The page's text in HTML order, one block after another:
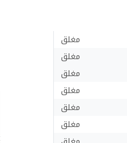
مغلق
مغلق
مغلق
مغلق
مغلق
مغلق